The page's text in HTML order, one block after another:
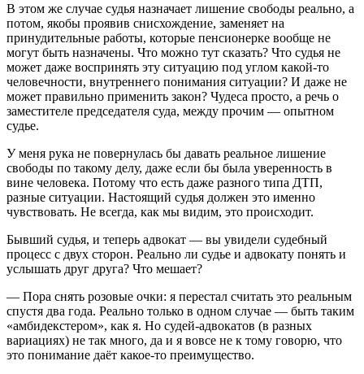
В этом же случае судья назначает лишение свободы реально, а
потом, якобы проявив снисхождение, заменяет на
принудительные работы, которые пенсионерке вообще не
могут быть назначены. Что можно тут сказать? Что судья не
может даже воспринять эту ситуацию под углом какой-то
человечности, внутреннего понимания ситуации? И даже не
может правильно применить закон? Чудеса просто, а речь о
заместителе председателя суда, между прочим — опытном
судье.
У меня рука не повернулась бы давать реальное лишение
свободы по такому делу, даже если бы была уверенность в
вине человека. Потому что есть даже разного типа ДТП,
разные ситуации. Настоящий судья должен это именно
чувствовать. Не всегда, как мы видим, это происходит.
Бывший судья, и теперь адвокат — вы увидели судебный
процесс с двух сторон. Реально ли судье и адвокату понять и
услышать друг друга? Что мешает?
— Пора снять розовые очки: я перестал считать это реальным
спустя два года. Реально только в одном случае — быть таким
«амбидекстером», как я. Но судей-адвокатов (в разных
вариациях) не так много, да и я вовсе не к тому говорю, что
это понимание даёт какое-то преимущество.